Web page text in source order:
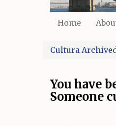
Home
Cultura
You have
Someone